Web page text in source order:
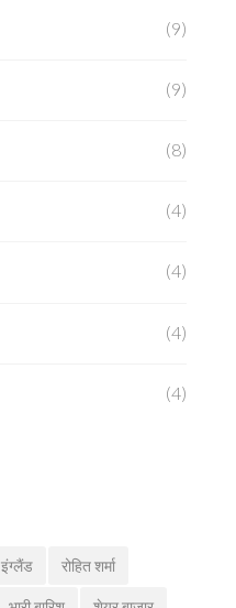
(9)
(9)
(8)
(4)
(4)
(4)
(4)
इंग्लैंड रोहित शर्मा